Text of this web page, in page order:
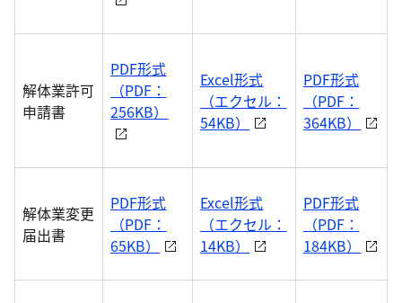
解体業許可
申請書
PDF形式
（PDF：
256KB）
Excel形式
（エクセル：
54KB）
PDF形式
（PDF：
364KB）
解体業変更
届出書
PDF形式
（PDF：
65KB）
Excel形式
（エクセル：
14KB）
PDF形式
（PDF：
184KB）